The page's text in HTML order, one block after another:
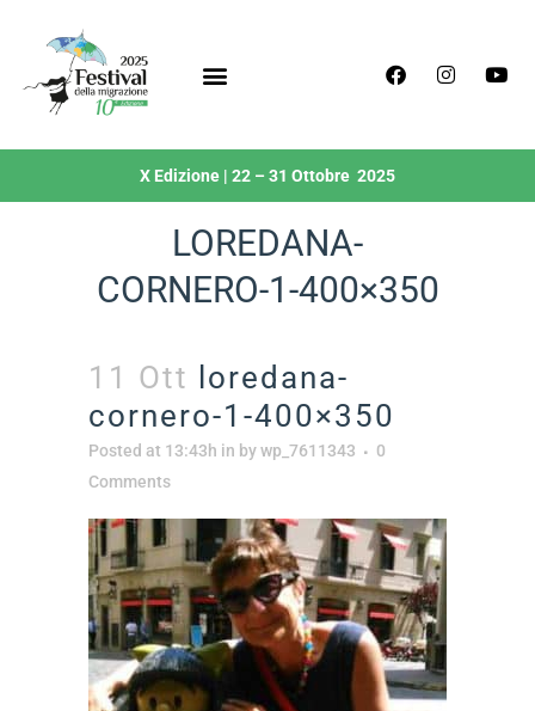
X Edizione | 22 – 31 Ottobre 2025
LOREDANA-
CORNERO-1-400×350
11 Ott loredana-
cornero-1-400×350
Posted at 13:43h in bywp_7611343
0
Comments